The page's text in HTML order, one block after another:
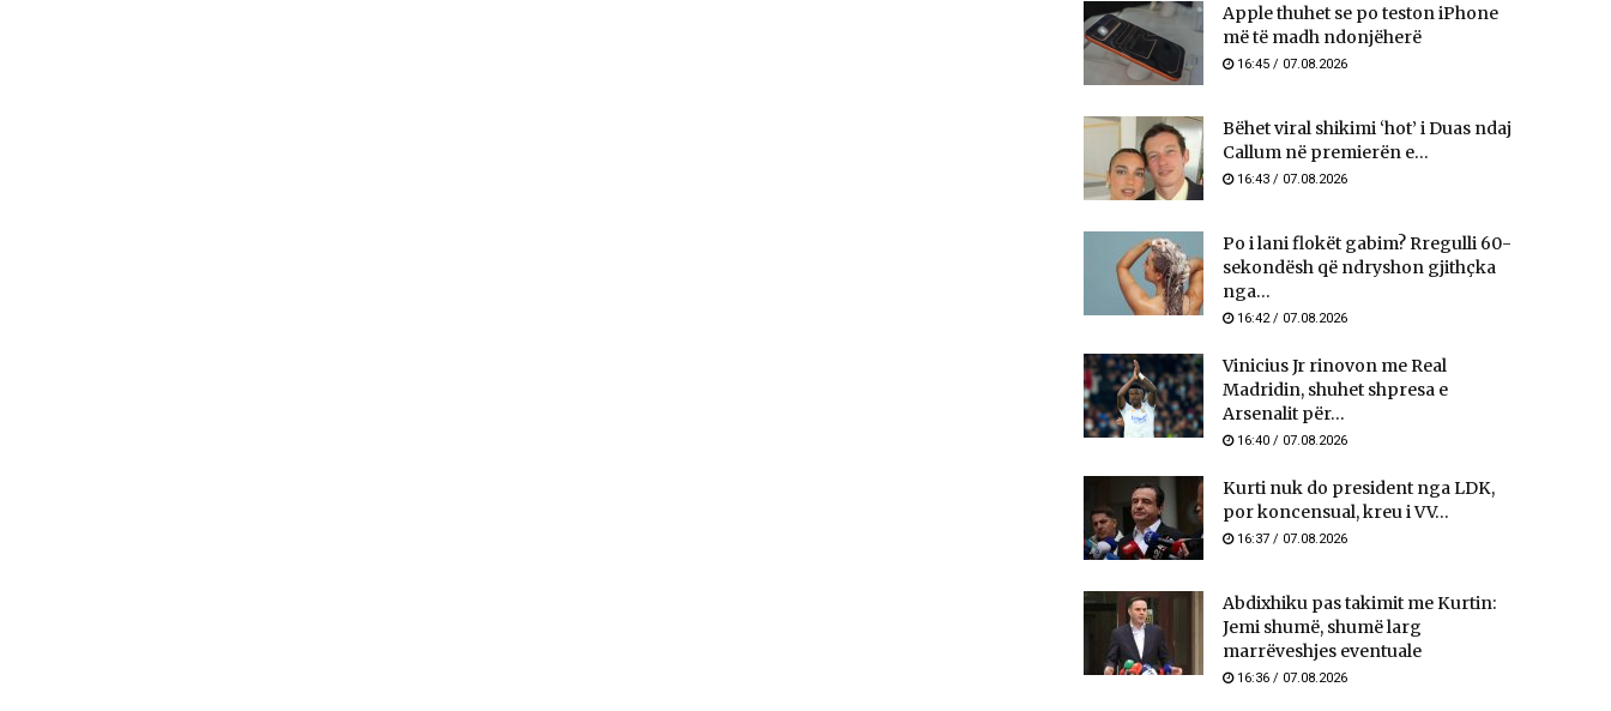
Apple thuhet se po teston iPhone
më të madh ndonjëherë
16:45 / 07.08.2026
Bëhet viral shikimi ‘hot’ i Duas ndaj
Callum në premierën e...
16:43 / 07.08.2026
Po i lani flokët gabim? Rregulli 60-
sekondësh që ndryshon gjithçka
nga...
16:42 / 07.08.2026
Vinicius Jr rinovon me Real
Madridin, shuhet shpresa e
Arsenalit për...
16:40 / 07.08.2026
Kurti nuk do president nga LDK,
por koncensual, kreu i VV...
16:37 / 07.08.2026
Abdixhiku pas takimit me Kurtin:
Jemi shumë, shumë larg
marrëveshjes eventuale
16:36 / 07.08.2026